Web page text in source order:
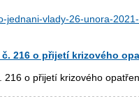
jednani-vlady-26-unora-
č. 216 o přijetí krizového
216 o přijetí krizového